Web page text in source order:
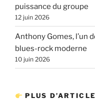
puissance du groupe
12 juin 2026
Anthony Gomes, l’un
blues-rock moderne
10 juin 2026
PLUS